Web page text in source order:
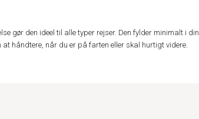
gør den ideel til alle typer rejser. Den fylder minimalt i din
håndtere, når du er på farten eller skal hurtigt videre.